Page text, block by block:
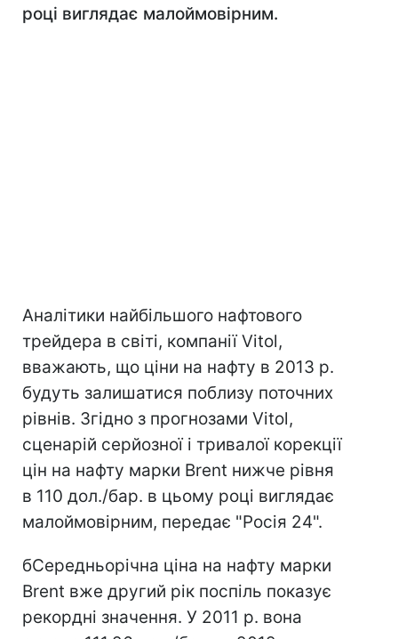
році виглядає малоймовірним.
Аналітики найбільшого нафтового
трейдера в світі, компанії Vitol,
вважають, що ціни на нафту в 2013 р.
будуть залишатися поблизу поточних
рівнів. Згідно з прогнозами Vitol,
сценарій серйозної і тривалої корекції
цін на нафту марки Brent нижче рівня
в 110 дол./бар. в цьому році виглядає
малоймовірним, передає "Росія 24".
бСередньорічна ціна на нафту марки
Brent вже другий рік поспіль показує
рекордні значення. У 2011 р. вона